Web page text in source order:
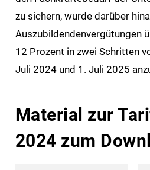
zu sichern, wurde darüber
Auszubildendenvergütungen
12 Prozent in zwei Schritten
Juli 2024 und 1. Juli 2025
Material zur
2024 zum